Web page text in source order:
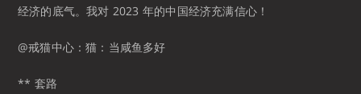
经济的底气。我对 2023 年的中国经济充满信心！​​​
@戒猫中心：猫：当咸鱼多好 ​​​
** 套路